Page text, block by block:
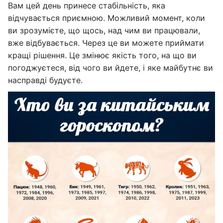
Вам цей день принесе стабільність, яка
відчувається приємною. Можливий момент, коли
ви зрозумієте, що щось, над чим ви працювали,
вже відбувається. Через це ви можете приймати
кращі рішення. Це змінює якість того, на що ви
погоджуєтеся, від чого ви йдете, і яке майбутнє ви
насправді будуєте.